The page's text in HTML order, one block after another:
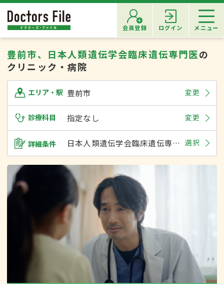
会員登録 ログイン メニュー
豊前市、日本人類遺伝学会臨床遺伝専門医の
クリニック・病院
エリア・駅 豊前市 変更
診療科目 指定なし 変更
詳細条件 日本人類遺伝学会臨床遺伝専門医 選択